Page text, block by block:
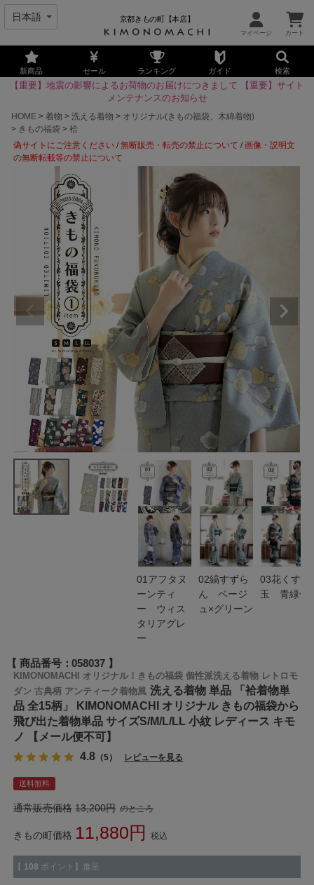
京都きもの町【本店】
新商品 セール ランキング ガイド 検索
【重要】地震の影響によるお荷物のお届けにつきまして
【重要】サイト
メンテナンスのお知らせ
HOME
着物 洗える着物
オリジナル(きもの福袋、木綿着物)
きもの福袋
袷
偽サイトにご注意ください /無断販売・転売の禁止について /画像・説明文
の無断転載等の禁止について
01アフタヌ
ーンティ
ー ウィス
タリアグレ
ー
02縞すずら
ん ベージ
ュ×グリーン
03花くす
玉 青緑色
商品番号 058037
KIMONOMACHI オリジナル！きもの福袋 個性派洗える着物 レトロモ
ダン 古典柄 アンティーク着物風 洗える着物 単品 「袷着物単
品 全15柄」 KIMONOMACHI オリジナル きもの福袋から
飛び出た着物単品 サイズS/M/L/LL 小紋 レディース キモ
ノ 【メール便不可】
4.8 （5） レビューを見る
送料無料
通常販売価格 13,200 のところ
きもの町価格 11,880 税込
【 108 ポイント】進呈